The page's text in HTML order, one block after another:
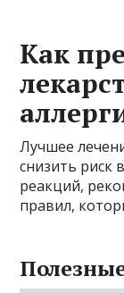
Как
Лучшее
снизить риск
реакций,
правил,